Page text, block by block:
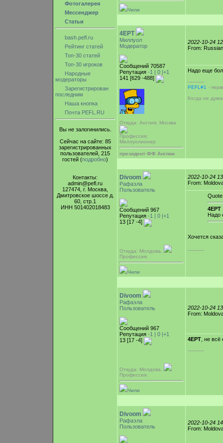
Фотогалерея
Мессенджер
Статьи
bash.pefl.ru
Рейтинг статей
Топ-30 статей
Топ-30 игроков
Народные
модераторы
Зарегистрирован
последним
Наша кнопка
Почта PEFL.RU
Вы не залогинились.
Сейчас на сайте: 85
зарегистрированных
пользователей, 215
гостей (подробно)
Контакты:
admin@pefl.ru
127474, г. Москва,
Дмитровское шоссе д.
60, стр.1
ИНН 501402018483
Чили
4EPT
Миллуол
Модератор
Сообщений 70587
Репутация -1 | 0 |+1
141 [629 -488]
Откуда: Англия, Москва
Профессия:
Миллуолионер
президент ФФ Англии
2022-10-24
From:
Надо еще
-----------
PEFL#1 -
Когда не
Divoom
Рафаэла
Пользователь
Сообщений 967
Репутация -1 | 0 |+1
13 [17 -4]
Откуда: Молдова,
Профессия:
Чили
2022-10-24
From:
Quote
4EPT
Надо
Хочется
-----------
Divoom
Рафаэла
Пользователь
Сообщений 967
Репутация -1 | 0 |+1
13 [17 -4]
Откуда: Молдова,
Профессия:
Чили
2022-10-24
From:
4EPT , не
-----------
Divoom
Рафаэла
Пользователь
2022-10-24
From: